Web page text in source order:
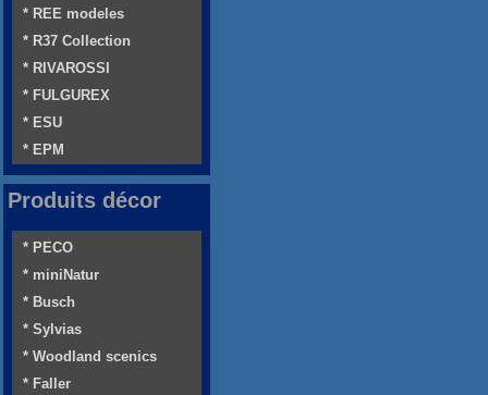
* REE modeles
* R37 Collection
* RIVAROSSI
* FULGUREX
* ESU
* EPM
Produits décor
* PECO
* miniNatur
* Busch
* Sylvias
* Woodland scenics
* Faller